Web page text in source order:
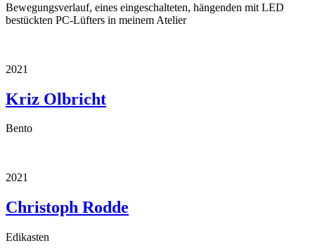
Bewegungsverlauf, eines eingeschalteten, hängenden mit LED
bestückten PC-Lüfters in meinem Atelier
2021
Kriz Olbricht
Bento
2021
Christoph Rodde
Edikasten